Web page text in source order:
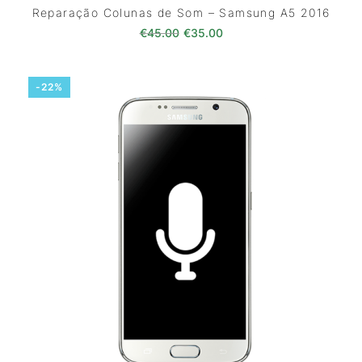
Reparação Colunas de Som – Samsung A5 2016
€45.00 O preço original era: €45.00.
€35.00O preço atual é:
-22%